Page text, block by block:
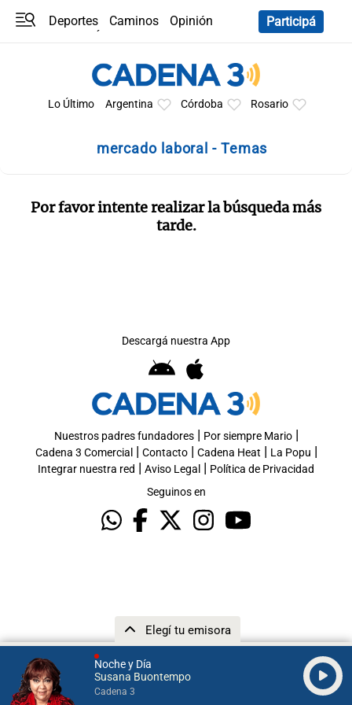
Noche y Día
Susana Buontempo
Cadena 3
Elegí tu emisora
Deportes Caminos
Opinión
Participá
Lo Último Argentina Córdoba Rosario
mercado laboral - Temas
Por favor intente realizar la búsqueda más
tarde.
Descargá nuestra App
Nuestros padres fundadores| Por siempre Mario|
Cadena 3 Comercial | Contacto| Cadena Heat | La Popu |
Integrar nuestra red | Aviso Legal | Política de Privacidad
Seguinos en